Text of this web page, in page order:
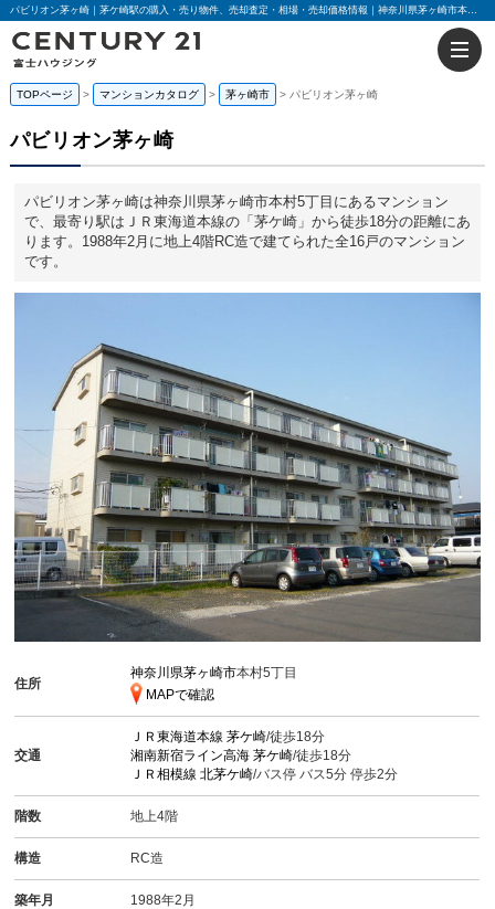
パビリオン茅ヶ崎｜茅ケ崎駅の購入・売り物件、売却査定・相場・売却価格情報｜神奈川県茅ヶ崎市本村5丁目のマンション情報｜センチュリー21富士ハウジング
TOPページ マンションカタログ 茅ヶ崎市 パビリオン茅ヶ崎
パビリオン茅ヶ崎
パビリオン茅ヶ崎は神奈川県茅ヶ崎市本村5丁目にあるマンション
で、最寄り駅はＪＲ東海道本線の「茅ケ崎」から徒歩18分の距離にあ
ります。1988年2月に地上4階RC造で建てられた全16戸のマンション
です。
住所
神奈川県茅ヶ崎市本村5丁目
MAPで確認
交通
ＪＲ東海道本線茅ケ崎/徒歩18分
湘南新宿ライン高海茅ケ崎/徒歩18分
ＪＲ相模線北茅ケ崎/バス停 バス5分 停歩2分
階数 地上4階
構造 RC造
築年月 1988年2月